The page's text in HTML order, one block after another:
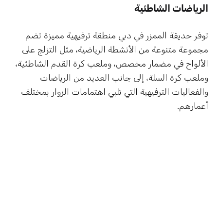
الرياضات الشاطئية
توفر حديقة الممزر في دبي منطقة ترفيهية مميزة تضم
مجموعة متنوعة من الأنشطة الرياضية، مثل التزلج على
الألواح في مضمار مخصص، وملعب كرة القدم الشاطئية،
وملعب كرة السلة، إلى جانب العديد من الرياضات
والفعاليات الترفيهية التي تلبي اهتمامات الزوار بمختلف
أعمارهم.